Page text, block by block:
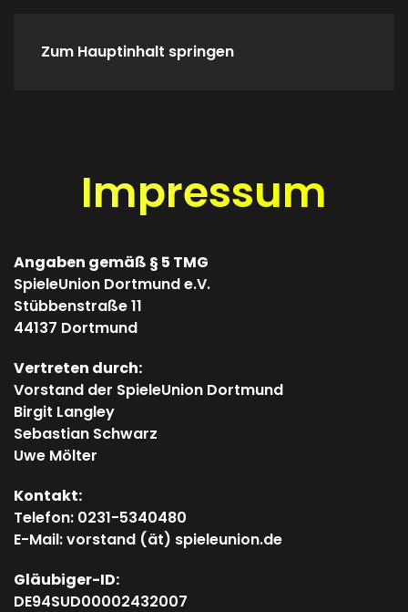
Zum Hauptinhalt springen
Home
Impressum
Angaben gemäß § 5 TMG
SpieleUnion Dortmund e.V.
Stübbenstraße 11
44137 Dortmund
Vertreten durch:
Vorstand der SpieleUnion Dortmund
Birgit Langley
Sebastian Schwarz
Uwe Mölter
Kontakt:
Telefon: 0231-5340480
E-Mail: vorstand (ät) spieleunion.de
Gläubiger-ID:
DE94SUD00002432007